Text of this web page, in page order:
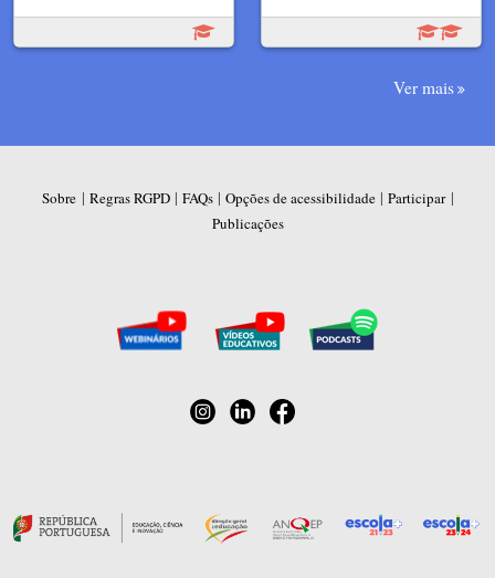
Ver mais
Sobre | Regras RGPD| FAQs| Opções de acessibilidade| Participar|
Publicações